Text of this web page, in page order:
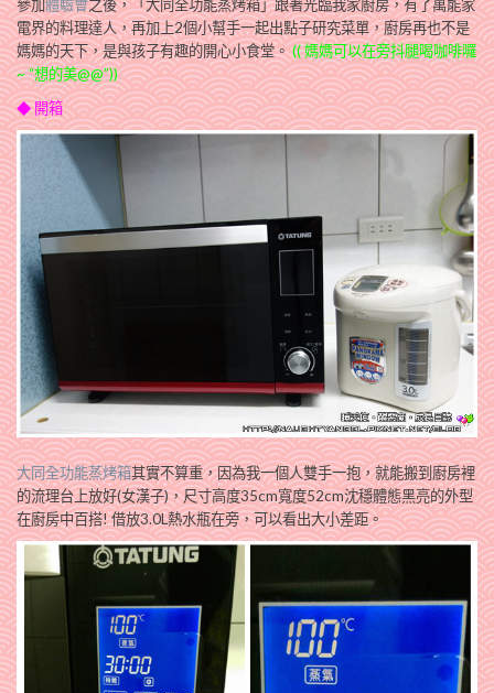
參加體驗會之後，「大同全功能蒸烤箱」跟著光臨我家廚房，有了萬能家
電界的料理達人，再加上2個小幫手一起出點子研究菜單，廚房再也不是
媽媽的天下，是與孩子有趣的開心小食堂。(( 媽媽可以在旁抖腿喝咖啡囉
~ “想的美@@”))
◆ 開箱
大同全功能蒸烤箱其實不算重，因為我一個人雙手一抱，就能搬到廚房裡
的流理台上放好(女漢子)，尺寸高度35cm寬度52cm沈穩體態黑亮的外型
在廚房中百搭! 借放3.0L熱水瓶在旁，可以看出大小差距。